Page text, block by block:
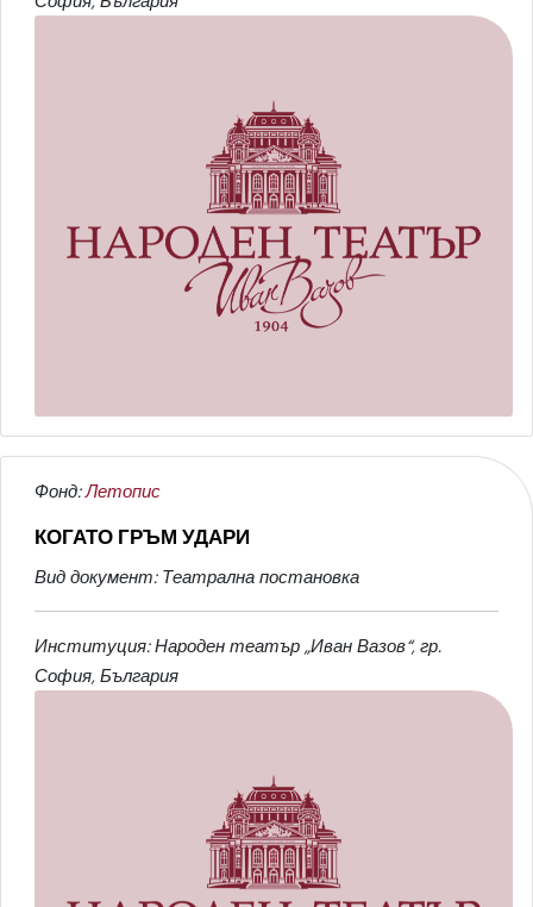
Фонд:Летопис
КОГАТО ГРЪМ УДАРИ
Вид документ: Театрална постановка
Институция: Народен театър „Иван Вазов“, гр.
София, България